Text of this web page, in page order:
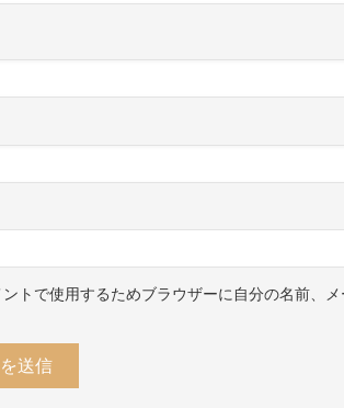
トで使用するためブラウザーに自分の名前、